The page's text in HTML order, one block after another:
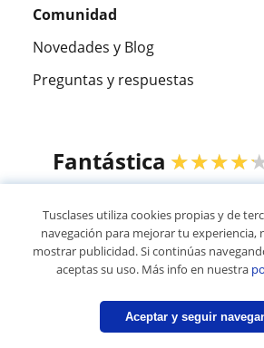
Comunidad
Novedades y Blog
Preguntas y respuestas
Fantástica
© 2007 - 2026
Mapa web:Profesores
Tusclases utiliza cookies propias y de
navegación para mejorar tu experiencia,
mostrar publicidad. Si continúas
aceptas su uso. Más info en nuestra
Aceptar y seguir